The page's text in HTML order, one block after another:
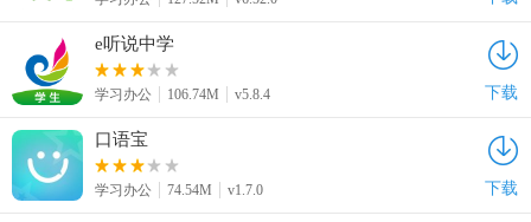
e听说中学
学习办公 106.74M v5.8.4 下载
口语宝
学习办公 74.54M v1.7.0 下载